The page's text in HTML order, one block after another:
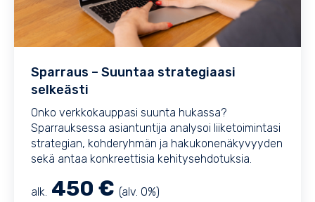
Sparraus – Suuntaa strategiaasi
selkeästi
Onko verkkokauppasi suunta hukassa?
Sparrauksessa asiantuntija analysoi liiketoimintasi
strategian, kohderyhmän ja hakukonenäkyvyyden
sekä antaa konkreettisia kehitysehdotuksia.
alk. 450 € (alv. 0%)